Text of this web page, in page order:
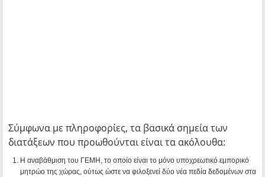
Σύμφωνα με πληροφορίες, τα βασικά σημεία των
διατάξεων που προωθούνται είναι τα ακόλουθα:
Η αναβάθμιση του ΓΕΜΗ, το οποίο είναι το μόνο υποχρεωτικό εμπορικό
μητρώο της χώρας, ούτως ώστε να φιλοξενεί δύο νέα πεδία δεδομένων στα